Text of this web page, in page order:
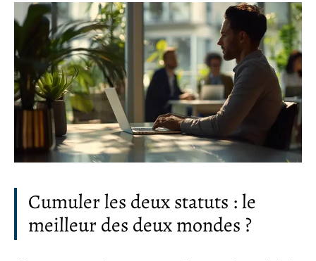
Cumuler les deux statuts : le
meilleur des deux mondes ?